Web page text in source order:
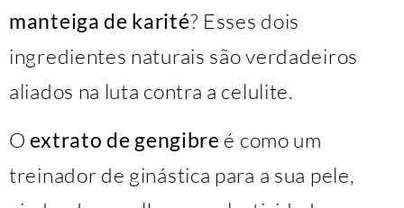
manteiga de karité? Esses dois
ingredientes naturais são verdadeiros
aliados na luta contra a celulite.
Oextrato de gengibre é como um
treinador de ginástica para a sua pele,